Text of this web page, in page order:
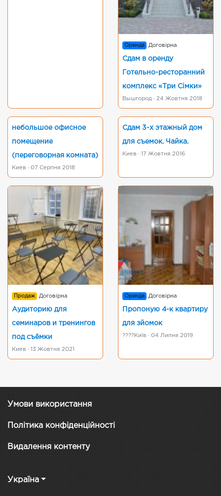
Оренда Договірна
Сдам в оренду
Готельно-ресторанний
комплекс «Три Сімки»
Вышгород · 24 Жовтня 2018
небольшое офисное
помещение
(переговорная комната)
Киев · 07 Серпня 2018
Сдам 3-х этажный дом
для съемок. Чайка.
Киев · 17 Жовтня 2016
Продаж Договірна
Аудиторию для
семинаров и тренингов
под съёмки
Киев · 13 Жовтня 2021
Оренда Договірна
Пропоную 4-к квартиру
для зйомок
????Київ · 04 Липня 2019
Умови використання
Політика конфіденційності
Видалення контенту
Україна